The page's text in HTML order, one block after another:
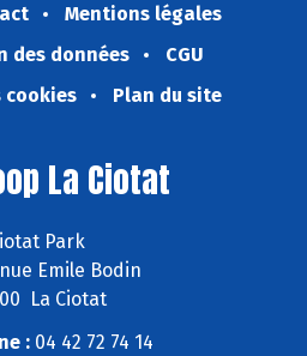
Mentions légales
des données
CGU
cookies
Plan du site
La Ciotat
Park
Emile Bodin
La Ciotat
: 04 42 72 74 14